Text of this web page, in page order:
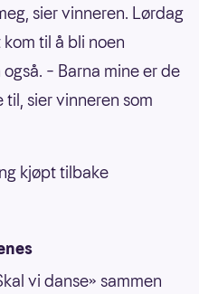
sier vinneren. Lørdag
til å bli noen
– Barna mine er de
sier vinneren som
kjøpt tilbake
vi danse» sammen